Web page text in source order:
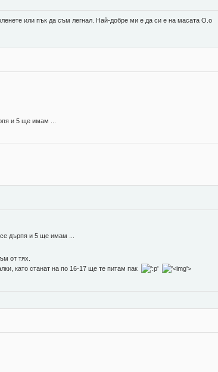
или пък да съм легнал. Най-добре ми е да си е на масата О.о
и 5 ще имам ...
дърпя и 5 ще имам ...
от тях.
като станат на по 16-17 ще те питам пак
'>